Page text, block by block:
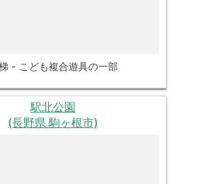
- こども複合遊具の一部
駅北公園
(長野県 駒ヶ根市)